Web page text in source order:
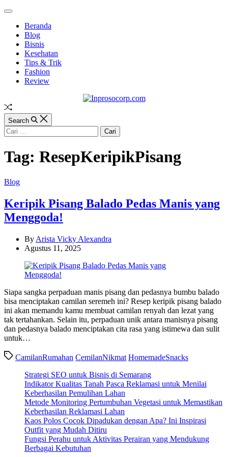
Skip
content
Off
CanvasBeranda
Blog
Bisnis
Kesehatan
Tips & Trik
Fashion
Review
Inprosocorp.com
Random
Article
Search
Cari
untuk:
Tag: ResepKeripikPisang
Categories
Blog
Keripik Pisang Balado Pedas Manis yang
Menggoda!
By Arista Vicky Alexandra
Agustus 11, 2025
Siapa sangka perpaduan manis pisang dan pedasnya bumbu balado
bisa menciptakan camilan seremeh ini? Resep keripik pisang balado
ini akan memandu kamu membuat camilan renyah dan lezat yang
tak tertahankan. Selain itu, perpaduan unik antara manisnya pisang
dan pedasnya balado menciptakan cita rasa yang istimewa dan sulit
untuk…
CamilanRumahan CemilanNikmat HomemadeSnacks
Strategi SEO untuk Bisnis di Semarang
Indikator Kualitas Tanah Pasca Reklamasi untuk Menilai
Keberhasilan Pemulihan Lahan
Metode Monitoring Pertumbuhan Vegetasi untuk Memastikan
Keberhasilan Reklamasi Lahan
Kaos Polos Cocok Dipadukan dengan Apa? Ini Inspirasi
Outfit yang Mudah Ditiru
Fungsi Perahu untuk Aktivitas Perairan yang Mendukung
Berbagai Kebutuhan